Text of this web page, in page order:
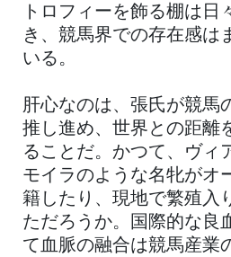
トロフィーを飾る棚は日
き、競馬界での存在感は
いる。
肝心なのは、張氏が競馬
推し進め、世界との距離
ることだ。かつて、ヴィ
モイラのような名牝がオ
籍したり、現地で繁殖入
ただろうか。国際的な良
て血脈の融合は競馬産業